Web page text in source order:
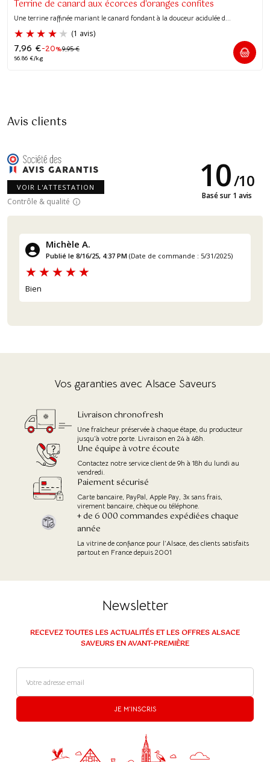
Terrine de canard aux écorces d'oranges confites
Une terrine raffinée mariant le canard fondant à la douceur acidulée d...
(1 avis)
-20%9,95€
7,96 €
56.86 €/kg
Avis clients
VOIR L'ATTESTATION
Contrôle & qualité
10/10
Basé sur 1 avis
Michèle A.
Publié le 8/16/25, 4:37 PM (Date de commande : 5/31/2025)
Bien
Vos garanties avec Alsace Saveurs
Livraison chronofresh
Une fraîcheur préservée à chaque étape, du producteur
jusqu'à votre porte. Livraison en 24 à 48h.
Une équipe à votre écoute
Contactez notre service client de 9h à 18h du lundi au
vendredi.
Paiement sécurisé
Carte bancaire, PayPal, Apple Pay, 3x sans frais,
virement bancaire, chèque ou téléphone.
+ de 6 000 commandes expédiées chaque
année
La vitrine de confiance pour l’Alsace, des clients satisfaits
partout en France depuis 2001
Newsletter
RECEVEZ TOUTES LES ACTUALITÉS ET LES OFFRES ALSACE
SAVEURS EN AVANT-PREMIÈRE
JE M'INSCRIS